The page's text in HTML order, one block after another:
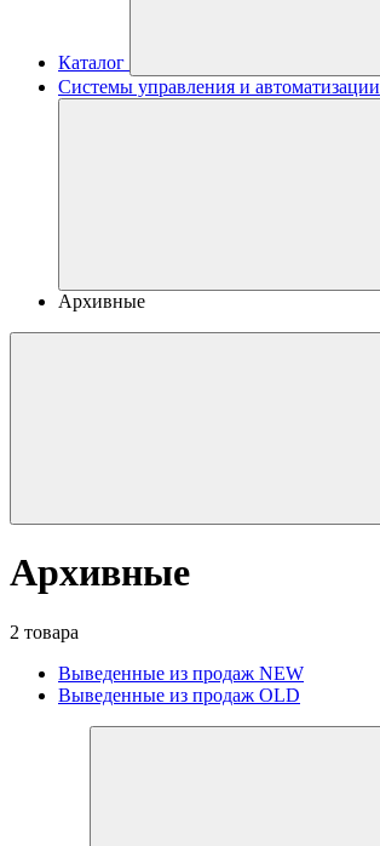
Каталог
Системы управления и автоматизации
Архивные
Архивные
2 товара
Выведенные из продаж NEW
Выведенные из продаж OLD